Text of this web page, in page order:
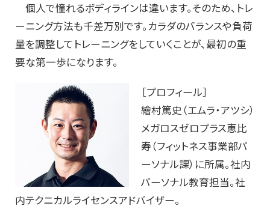
個人で憧れるボディラインは違います。そのため、トレ
ーニング方法も千差万別です。カラダのバランスや負荷
量を調整してトレーニングをしていくことが、最初の重
要な第一歩になります。
［プロフィール］
繪村篤史（エムラ・アツシ）
メガロスゼロプラス恵比
寿（フィットネス事業部パ
ーソナル課）に所属。社内
パーソナル教育担当。社
内テクニカルライセンスアドバイザー。